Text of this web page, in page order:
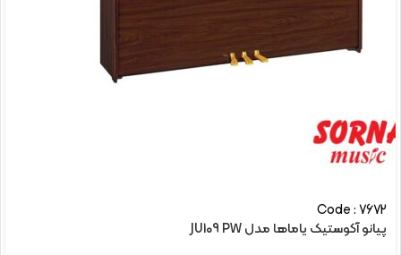
Code : 7672
پیانو آکوستیک یاماها مدل JU109 PW